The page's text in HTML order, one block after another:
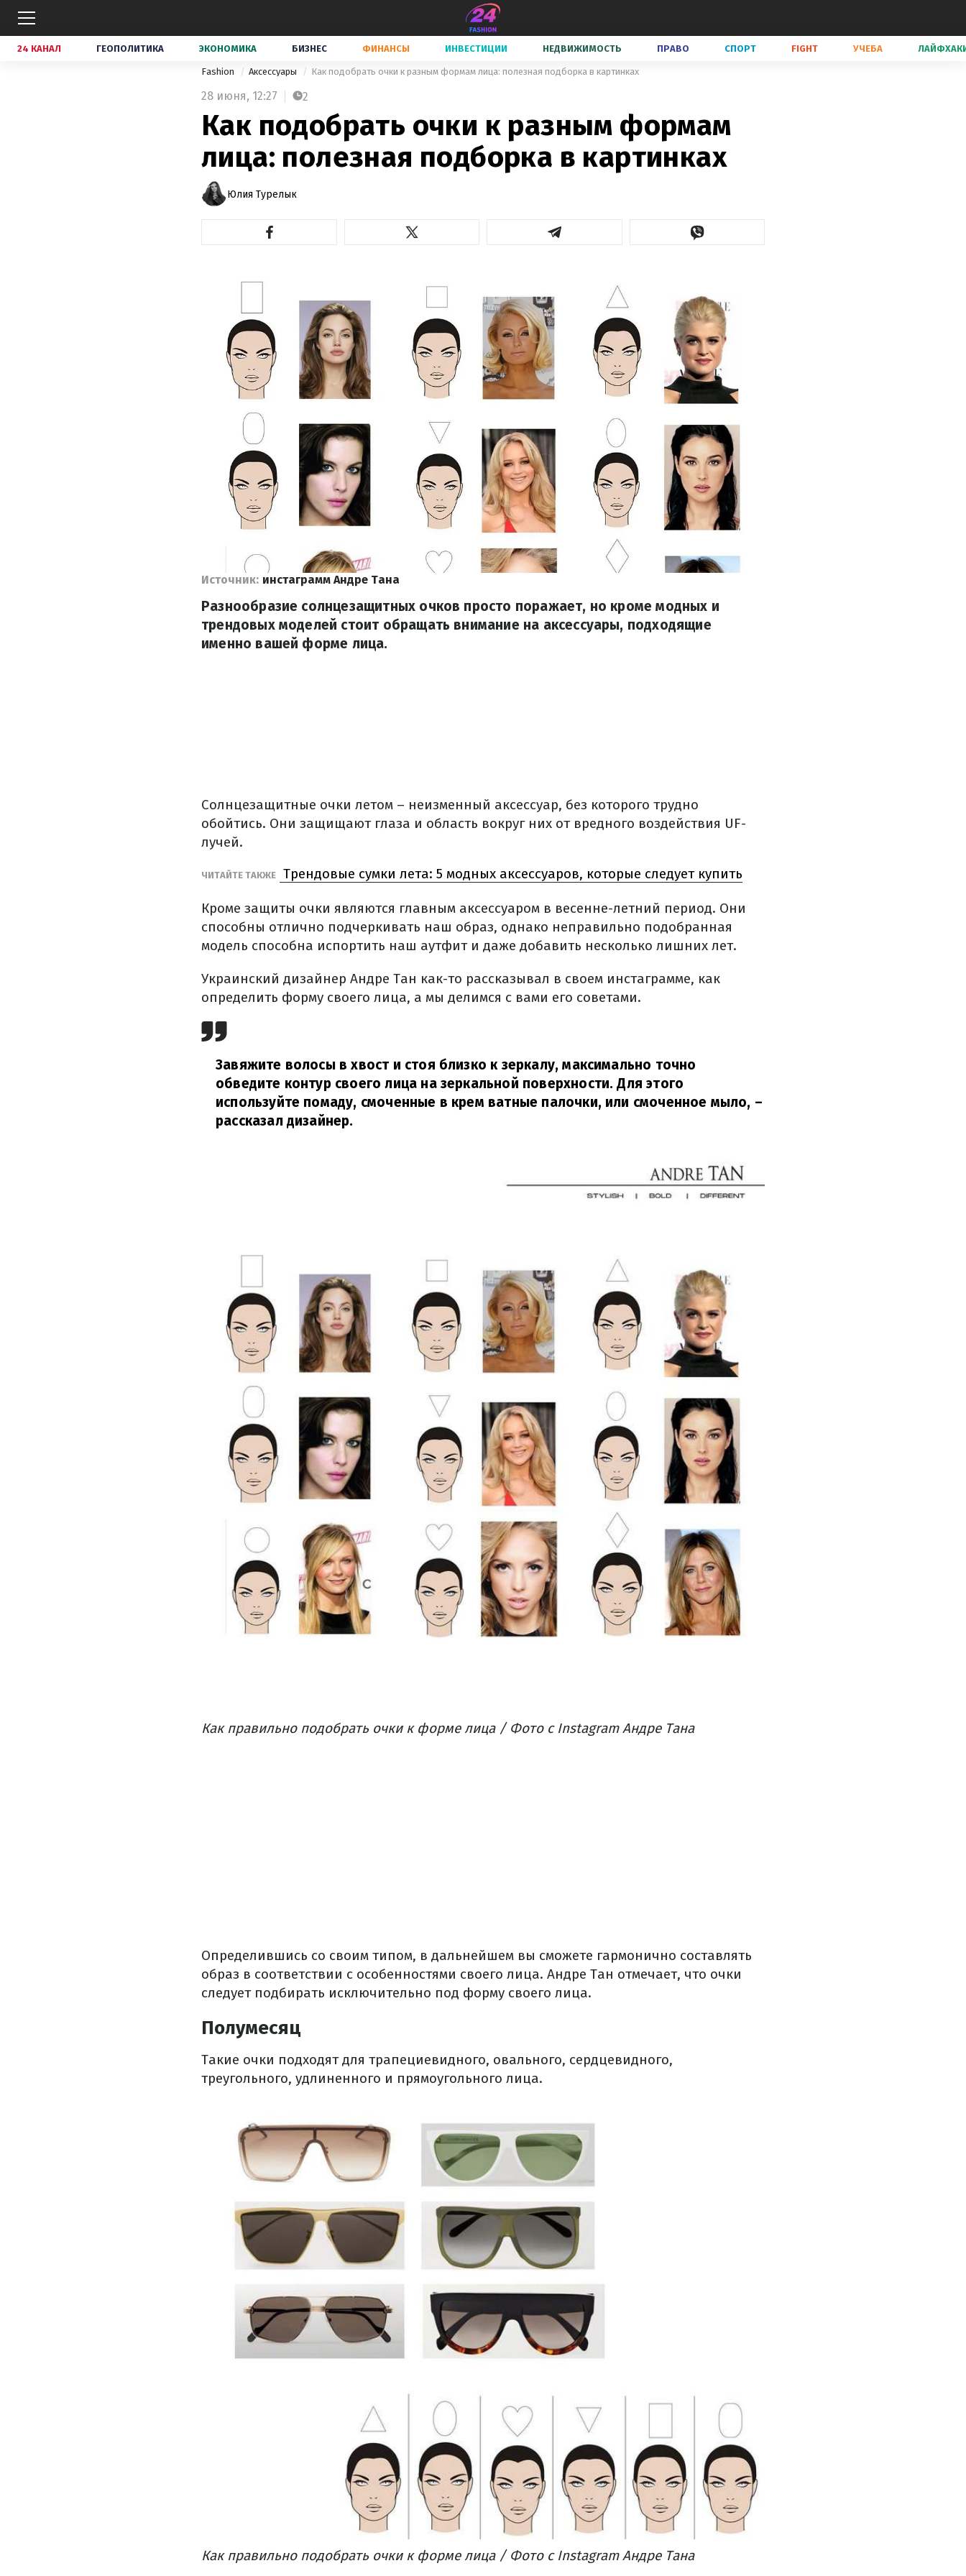
24 КАНАЛ ГЕОПОЛИТИКА ЭКОНОМИКА БИЗНЕС ФИНАНСЫ ИНВЕСТИЦИИ НЕДВИЖИМОСТЬ ПРАВО СПОРТ FIGHT УЧЕБА
Fashion Аксессуары Как подобрать очки к разным формам лица: полезная подборка в картинках
28 июня, 12:27 2
Как подобрать очки к разным формам
лица: полезная подборка в картинках
Юлия Турелык
Источник: инстаграмм Андре Тана
Разнообразие солнцезащитных очков просто поражает, но кроме модных и
трендовых моделей стоит обращать внимание на аксессуары, подходящие
именно вашей форме лица.
Солнцезащитные очки летом – неизменный аксессуар, без которого трудно
обойтись. Они защищают глаза и область вокруг них от вредного воздействия UF-
лучей.
ЧИТАЙТЕ ТАКЖЕ Трендовые сумки лета: 5 модных аксессуаров, которые следует купить
Кроме защиты очки являются главным аксессуаром в весенне-летний период. Они
способны отлично подчеркивать наш образ, однако неправильно подобранная
модель способна испортить наш аутфит и даже добавить несколько лишних лет.
Украинский дизайнер Андре Тан как-то рассказывал в своем инстаграмме, как
определить форму своего лица, а мы делимся с вами его советами.
Завяжите волосы в хвост и стоя близко к зеркалу, максимально точно
обведите контур своего лица на зеркальной поверхности. Для этого
используйте помаду, смоченные в крем ватные палочки, или смоченное мыло, –
рассказал дизайнер.
Как правильно подобрать очки к форме лица / Фото с Instagram Андре Тана
Определившись со своим типом, в дальнейшем вы сможете гармонично составлять
образ в соответствии с особенностями своего лица. Андре Тан отмечает, что очки
следует подбирать исключительно под форму своего лица.
Полумесяц
Такие очки подходят для трапециевидного, овального, сердцевидного,
треугольного, удлиненного и прямоугольного лица.
Как правильно подобрать очки к форме лица / Фото с Instagram Андре Тана